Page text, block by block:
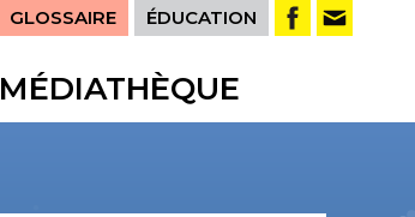
GLOSSAIRE ÉDUCATION
MÉDIATHÈQUE